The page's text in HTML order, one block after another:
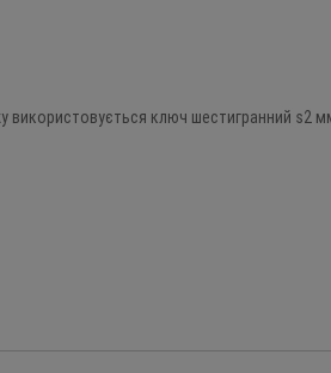
використовується ключ шестигранний s2